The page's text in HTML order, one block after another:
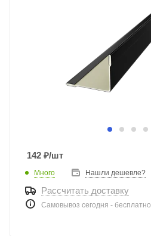
142 ₽/шт
Много Нашли дешевле?
Рассчитать доставку
Самовывоз сегодня - бесплатно